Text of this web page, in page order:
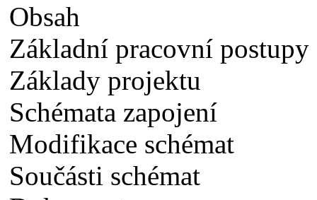
Obsah
Základní pracovní postupy
Základy projektu
Schémata zapojení
Modifikace schémat
Součásti schémat